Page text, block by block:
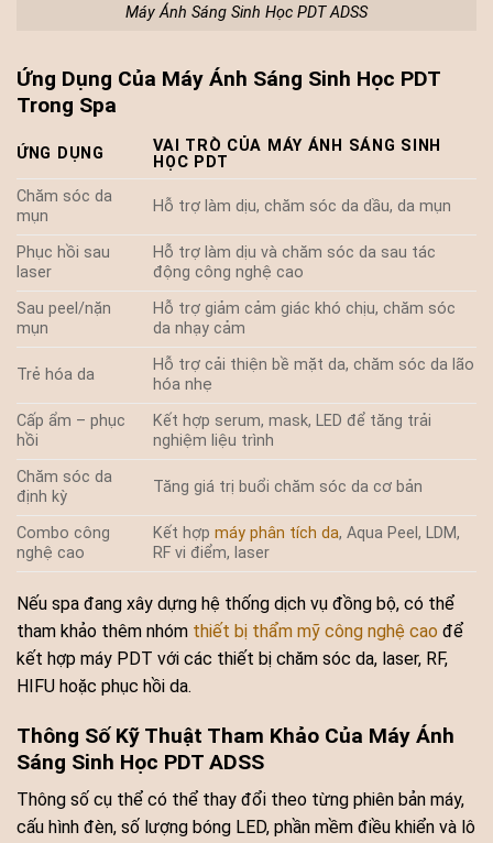
Máy Ánh Sáng Sinh Học PDT ADSS
Ứng Dụng Của Máy Ánh Sáng Sinh Học PDT
Trong Spa
ỨNG DỤNG
VAI TRÒ CỦA MÁY ÁNH SÁNG SINH
HỌC PDT
Chăm sóc da
mụn
Hỗ trợ làm dịu, chăm sóc da dầu, da mụn
Phục hồi sau
laser
Hỗ trợ làm dịu và chăm sóc da sau tác
động công nghệ cao
Sau peel/nặn
mụn
Hỗ trợ giảm cảm giác khó chịu, chăm sóc
da nhạy cảm
Trẻ hóa da
Hỗ trợ cải thiện bề mặt da, chăm sóc da lão
hóa nhẹ
Cấp ẩm – phục
hồi
Kết hợp serum, mask, LED để tăng trải
nghiệm liệu trình
Chăm sóc da
định kỳ
Tăng giá trị buổi chăm sóc da cơ bản
Combo công
nghệ cao
Kết hợpmáy phân tích da, Aqua Peel, LDM,
RF vi điểm, laser
Nếu spa đang xây dựng hệ thống dịch vụ đồng bộ, có thể
tham khảo thêm nhóm thiết bị thẩm mỹ công nghệ cao để
kết hợp máy PDT với các thiết bị chăm sóc da, laser, RF,
HIFU hoặc phục hồi da.
Thông Số Kỹ Thuật Tham Khảo Của Máy Ánh
Sáng Sinh Học PDT ADSS
Thông số cụ thể có thể thay đổi theo từng phiên bản máy,
cấu hình đèn, số lượng bóng LED, phần mềm điều khiển và lô